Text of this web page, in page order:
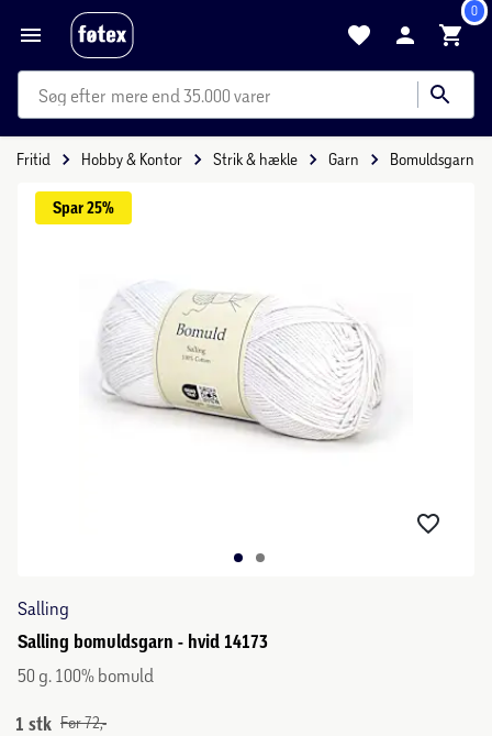
0
mere end 35.000 varer
Fritid Hobby & Kontor Strik & hækle Garn Bomuldsgarn
Spar 25%
Salling
Salling bomuldsgarn - hvid 14173
50 g. 100% bomuld
1 stk Før 72,-